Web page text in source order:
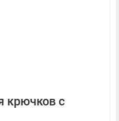
крючков с